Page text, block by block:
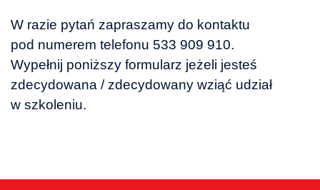
W razie pytań zapraszamy do kontaktu
pod numerem telefonu 533 909 910.
Wypełnij poniższy formularz jeżeli jesteś
zdecydowana / zdecydowany wziąć udział
w szkoleniu.